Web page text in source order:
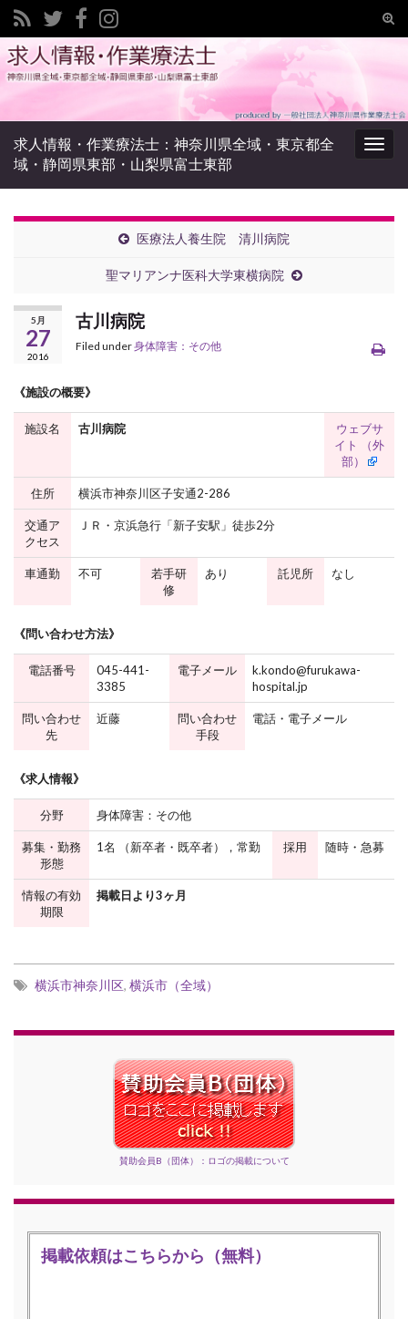
Search for:
求人情報・作業療法士：神奈川県全域・東京都全
域・静岡県東部・山梨県富士東部
医療法人養生院 清川病院
聖マリアンナ医科大学東横病院
5月
27
2016
古川病院
Filed under身体障害：その他
《施設の概要》
施設名 古川病院
ウェブサ
イト （外
部）
住所 横浜市神奈川区子安通2-286
交通ア
クセス
ＪＲ・京浜急行「新子安駅」徒歩2分
車通勤 不可
若手研
修
あり 託児所 なし
《問い合わせ方法》
電話番号
045-441-
3385
電子メール
k.kondo@furukawa-
hospital.jp
問い合わせ
先
近藤
問い合わせ
手段
電話・電子メール
《求人情報》
分野 身体障害：その他
募集・勤務
形態
1名 （新卒者・既卒者），常勤 採用 随時・急募
情報の有効
期限
掲載日より3ヶ月
横浜市神奈川区, 横浜市（全域）
賛助会員B（団体）：ロゴの掲載について
掲載依頼はこちらから（無料）